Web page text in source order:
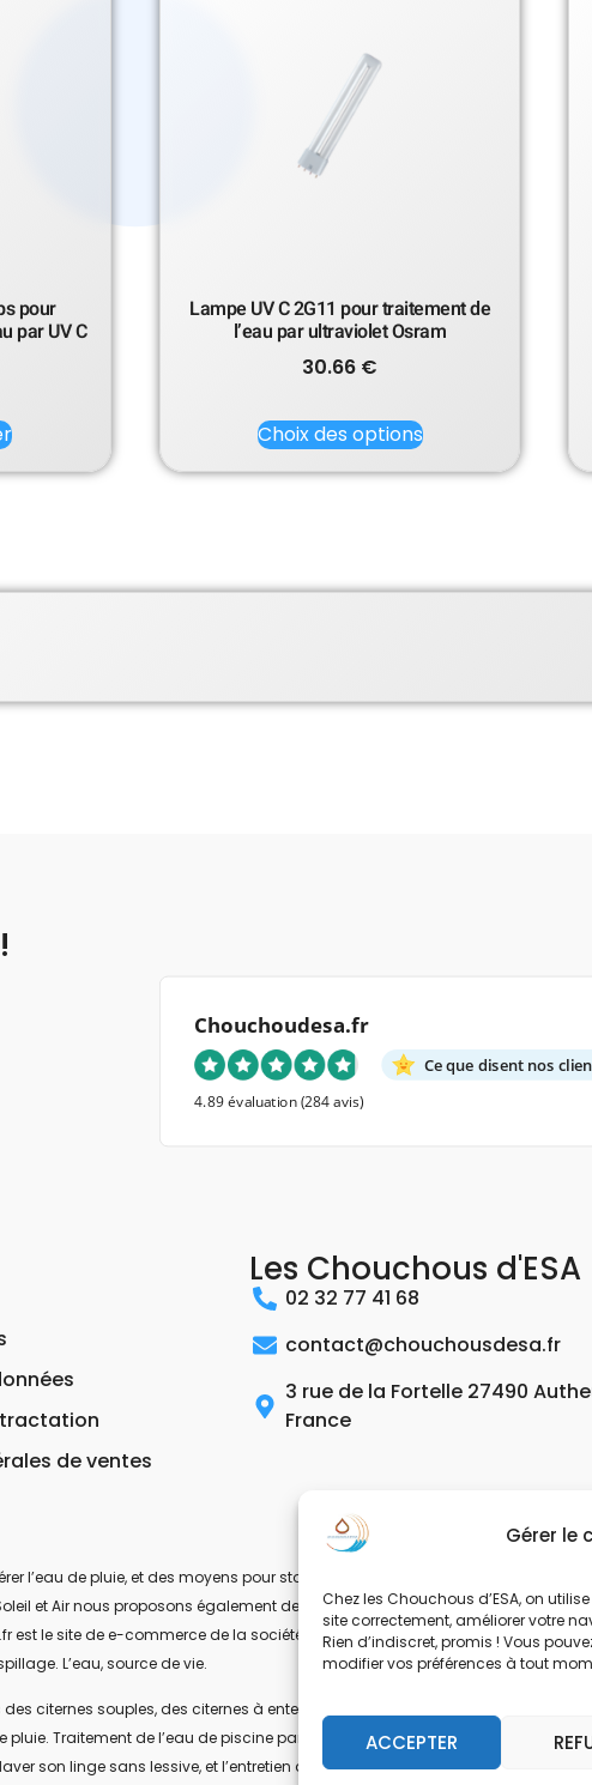
Gérer le
Chez les Chouchous d’ESA, on
site correctement, améliorer votre
Rien d’indiscret, promis ! Vous
modifier vos préférences à tout
ACCEPTER
pour
par UV C
Lampe UV C 2G11 pour traitement de
l’eau par ultraviolet Osram
30.66 €
Choix des options
Chouchoudesa.fr
Ce que disent nos
4.89 évaluation(284 avis)
de ventes
Les Chouchous d'ESA
02 32 77 41 68
contact@chouchousdesa.fr
3 rue de la Fortelle 27490
France
l’eau de pluie, et des moyens pour stocker, filtrer, traiter et potabiliser l’eau
et Air nous proposons également des équipements pour décontaminer de
le site de e-commerce de la société ESA Evolutions, une entreprise
L’eau, source de vie.
citernes souples, des citernes à enterrer, ou des citernes hors sol. Filtration et
Traitement de l’eau de piscine par UV-C. Les pompes et gestionnaire
son linge sans lessive, et l’entretien de la maison et de locaux avec des